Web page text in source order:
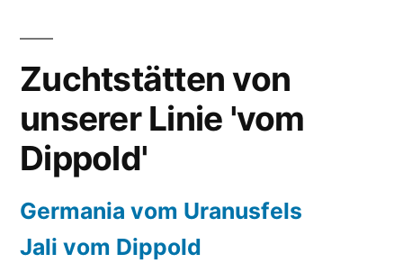
Zuchtstätten von
unserer Linie 'vom
Dippold'
Germania vom Uranusfels
Jali vom Dippold